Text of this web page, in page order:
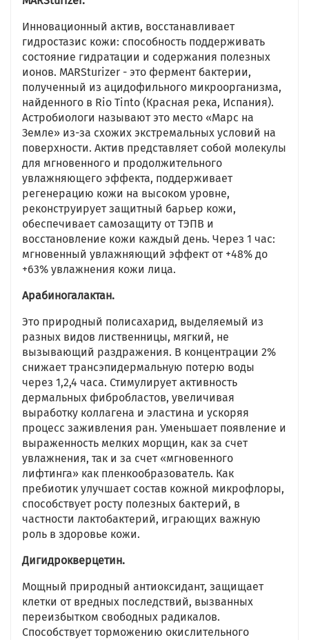
Инновационный актив, восстанавливает
гидростазис кожи: способность поддерживать
состояние гидратации и содержания полезных
ионов. MARSturizer - это фермент бактерии,
полученный из ацидофильного микроорганизма,
найденного в Rio Tinto (Красная река, Испания).
Астробиологи называют это место «Марс на
Земле» из-за схожих экстремальных условий на
поверхности. Актив представляет собой молекулы
для мгновенного и продолжительного
увлажняющего эффекта, поддерживает
регенерацию кожи на высоком уровне,
реконструирует защитный барьер кожи,
обеспечивает самозащиту от ТЭПВ и
восстановление кожи каждый день. Через 1 час:
мгновенный увлажняющий эффект от +48% до
+63% увлажнения кожи лица.
Арабиногалактан.
Это природный полисахарид, выделяемый из
разных видов лиственницы, мягкий, не
вызывающий раздражения. В концентрации 2%
снижает трансэпидермальную потерю воды
через 1,2,4 часа. Стимулирует активность
дермальных фибробластов, увеличивая
выработку коллагена и эластина и ускоряя
процесс заживления ран. Уменьшает появление и
выраженность мелких морщин, как за счет
увлажнения, так и за счет «мгновенного
лифтинга» как пленкообразователь. Как
пребиотик улучшает состав кожной микрофлоры,
способствует росту полезных бактерий, в
частности лактобактерий, играющих важную
роль в здоровье кожи.
Дигидрокверцетин.
Мощный природный антиоксидант, защищает
клетки от вредных последствий, вызванных
переизбытком свободных радикалов.
Способствует торможению окислительного